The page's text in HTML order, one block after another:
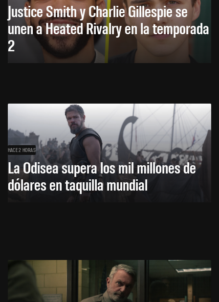
Justice Smith y Charlie Gillespie se
unen a Heated Rivalry en la temporada
2
HACE 2 HORAS
La Odisea supera los mil millones de
dólares en taquilla mundial